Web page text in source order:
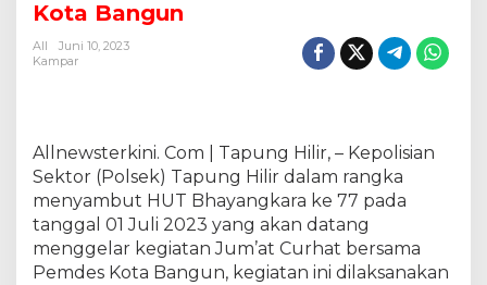
a
n
g
k
a
H
U
Kota Bangun
All
Juni 10, 2023
Kampar
Allnewsterkini. Com | Tapung Hilir, – Kepolisian
Sektor (Polsek) Tapung Hilir dalam rangka
menyambut HUT Bhayangkara ke 77 pada
tanggal 01 Juli 2023 yang akan datang
menggelar kegiatan Jum’at Curhat bersama
Pemdes Kota Bangun, kegiatan ini dilaksanakan